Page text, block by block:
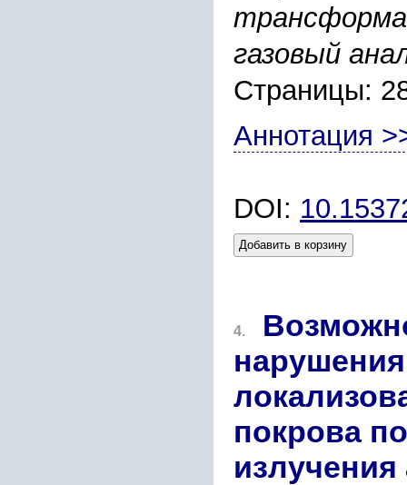
газовый
Страницы:
Аннотация
DOI:
Добавить в корзину
4.
покрова